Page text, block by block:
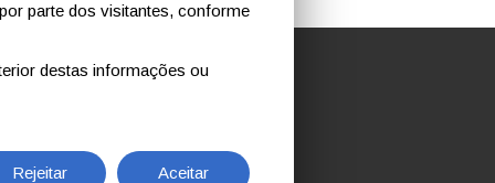
parte dos visitantes, conforme
destas informações ou
Rejeitar Aceitar